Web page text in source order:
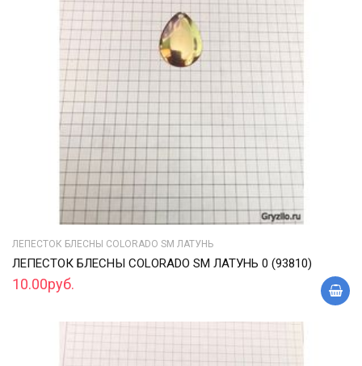
ЛЕПЕСТОК БЛЕСНЫ COLORADO SM ЛАТУНЬ
ЛЕПЕСТОК БЛЕСНЫ COLORADO SM ЛАТУНЬ 0 (93810)
10.00руб.